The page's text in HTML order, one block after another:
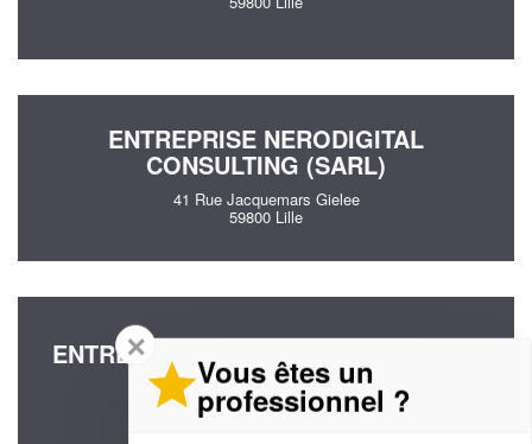
ENTREPRISE NERODIGITAL
CONSULTING (SARL)
41 Rue Jacquemars Gielee
59800 Lille
ENTREPRISE FLORIN ANNE-MICHELE
4 Rue De Bourgogne
59800 Lille
✕
Vous êtes un
professionnel ?